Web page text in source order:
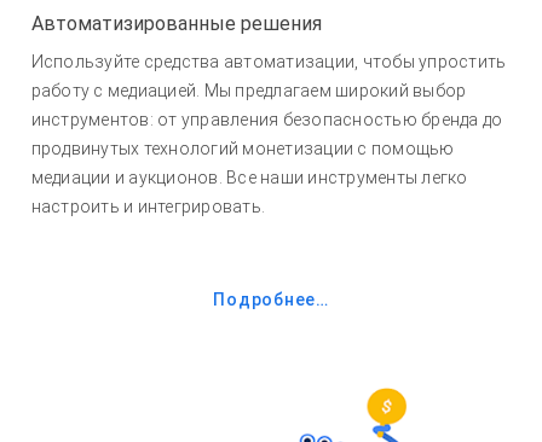
Автоматизированные решения
Используйте средства автоматизации, чтобы упростить
работу с медиацией. Мы предлагаем широкий выбор
инструментов: от управления безопасностью бренда до
продвинутых технологий монетизации с помощью
медиации и аукционов. Все наши инструменты легко
настроить и интегрировать.
Подробнее…